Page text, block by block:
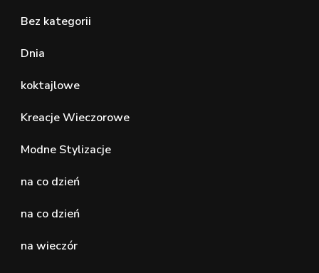
Bez kategorii
Dnia
koktajlowe
Kreacje Wieczorowe
Modne Stylizacje
na co dzień
na co dzień
na wieczór